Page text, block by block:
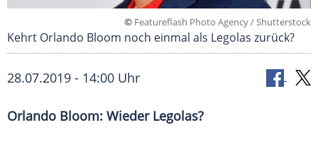
© Featureflash Photo Agency / Shutterstock
Kehrt Orlando Bloom noch einmal als Legolas zurück?
28.07.2019 - 14:00 Uhr
Orlando Bloom: Wieder Legolas?